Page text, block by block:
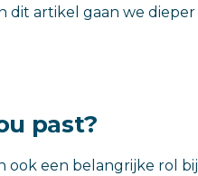
dit artikel gaan we dieper
past?
ook een belangrijke rol bij